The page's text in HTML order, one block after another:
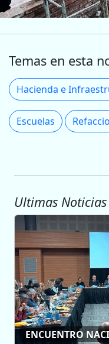
Temas en esta
Escuelas
Ultimas Noticias
ENCUENTRO